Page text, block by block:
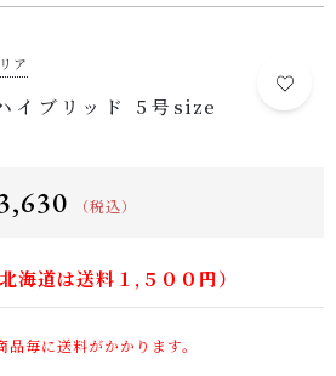
ア
イブリッド 5号size
（税込）
海道は送料１,５００円）
毎に送料がかかります。